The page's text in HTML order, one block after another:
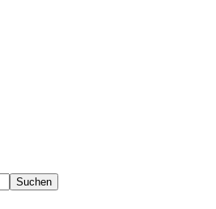
Suchen